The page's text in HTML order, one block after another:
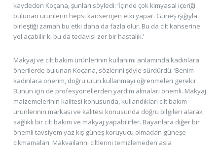
kaydeden Koçana, şunları söyledi: ‘İçinde çok kimyasal içeriği
bulunan ürünlerin hepsi kanserojen etki yapar. Güneş ışığıyla
birleştiği zaman bu etki daha da fazla olur. Bu da cilt kanserine
yol açabilir ki bu da tedavisi zor bir hastalık.’
Makyaj ve cilt bakım ürünlerinin kullanımı anlamında kadınlara
önerilerde bulunan Koçana, sözlerini şöyle sürdürdü: ‘Benim
kadınlara önerim, doğru ürün kullanmayı öğrenmeleri gerekir.
Bunun için de profesyonellerden yardım almaları önemli. Makyaj
malzemelerinin kalitesi konusunda, kullandıkları cilt bakım
ürünlerinin markası ve kalitesi konusunda doğru bilgileri alarak
sağlıklı bir cilt bakım ve makyaj yapabilirler. Bayanlara diğer bir
önemli tavsiyem yaz kış güneş koruyucu olmadan güneşe
çıkmamaları. Makyajlarını ciltlerini temizlemeden asla